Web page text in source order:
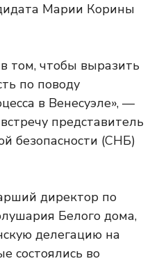
Марии Корины
том, чтобы выразить
по поводу
в Венесуэле», —
представитель
безопасности (СНБ)
директор по
Белого дома,
делегацию на
состоялись во